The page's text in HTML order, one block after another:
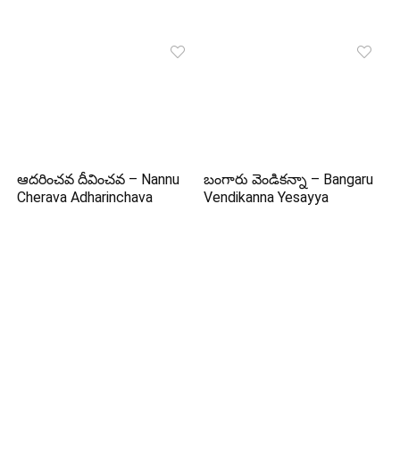
ఆదరించవ దీవించవ – Nannu
Cherava Adharinchava
బంగారు వెండికన్నా – Bangaru
Vendikanna Yesayya